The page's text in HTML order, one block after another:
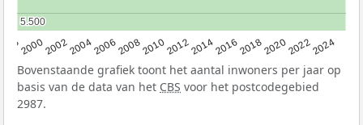
2000200220042006200820102012201420162018202020222024
5.500
5.500
Bovenstaande grafiek toont het aantal inwoners per jaar op
basis van de data van het CBS voor het postcodegebied
2987.